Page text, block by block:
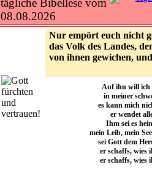
tägliche Bibellese vom
08.08.2026
Nur empört euch nicht
das Volk des Landes,
von ihnen gewichen,
Auf ihn will ich
in meiner
es kann mich
er wendet
Ihm sei es
mein Leib, mein
sei Gott dem
er schaffs, wies
er schaffs, wies